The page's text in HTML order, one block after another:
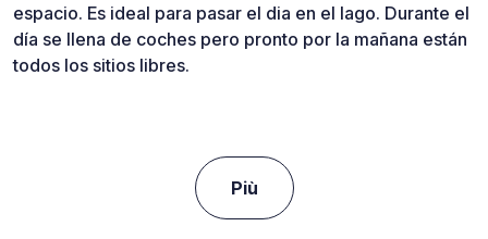
espacio. Es ideal para pasar el dia en el lago. Durante el
día se llena de coches pero pronto por la mañana están
todos los sitios libres.
Più